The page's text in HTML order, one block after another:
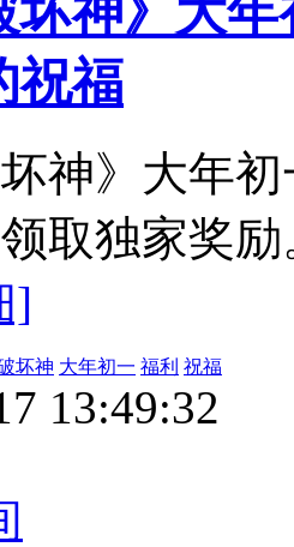
坏神》大
祝福
坏神》大年
取独家奖
]
坏神 大年初一 福利 祝福
13:49:32